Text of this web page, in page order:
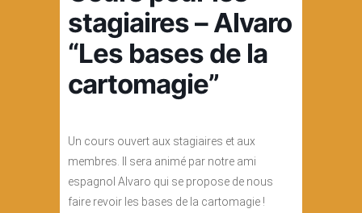
stagiaires – Alvaro
“Les bases de la
cartomagie”
Un cours ouvert aux stagiaires et aux
membres. Il sera animé par notre ami
espagnol Alvaro qui se propose de nous
faire revoir les bases de la cartomagie !